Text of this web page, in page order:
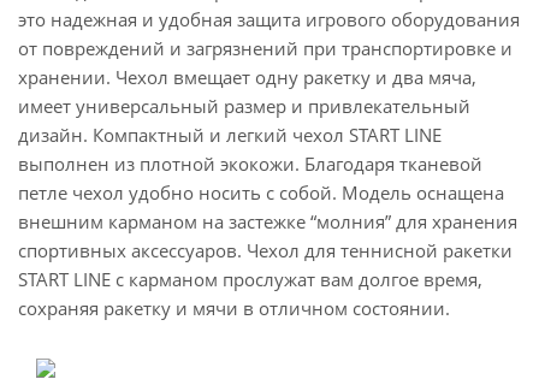
это надежная и удобная защита игрового оборудования
от повреждений и загрязнений при транспортировке и
хранении. Чехол вмещает одну ракетку и два мяча,
имеет универсальный размер и привлекательный
дизайн. Компактный и легкий чехол START LINE
выполнен из плотной экокожи. Благодаря тканевой
петле чехол удобно носить с собой. Модель оснащена
внешним карманом на застежке “молния” для хранения
спортивных аксессуаров. Чехол для теннисной ракетки
START LINE с карманом прослужат вам долгое время,
сохраняя ракетку и мячи в отличном состоянии.